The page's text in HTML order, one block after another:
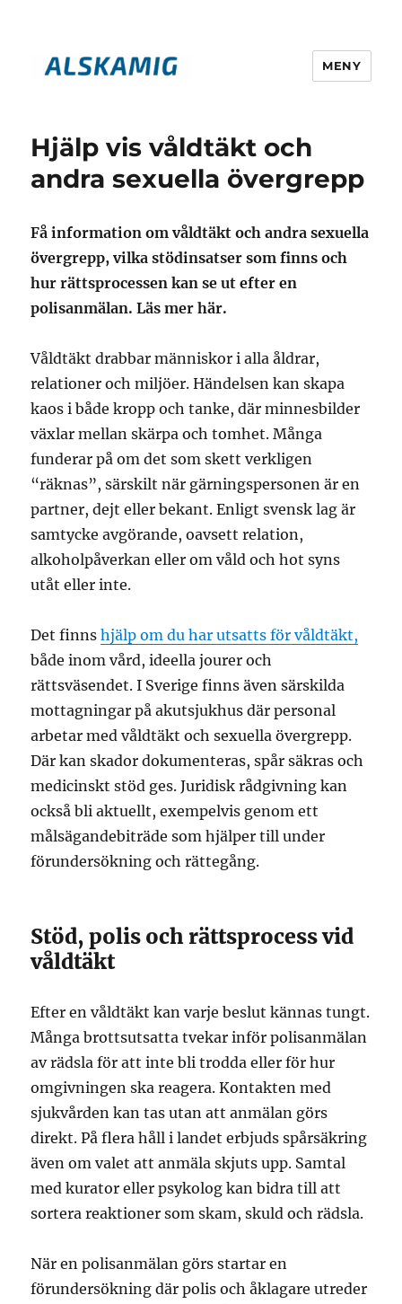
MENY
Hjälp vis våldtäkt och
andra sexuella övergrepp
Få information om våldtäkt och andra sexuella
övergrepp, vilka stödinsatser som finns och
hur rättsprocessen kan se ut efter en
polisanmälan. Läs mer här.
Våldtäkt drabbar människor i alla åldrar,
relationer och miljöer. Händelsen kan skapa
kaos i både kropp och tanke, där minnesbilder
växlar mellan skärpa och tomhet. Många
funderar på om det som skett verkligen
“räknas”, särskilt när gärningspersonen är en
partner, dejt eller bekant. Enligt svensk lag är
samtycke avgörande, oavsett relation,
alkoholpåverkan eller om våld och hot syns
utåt eller inte.
Det finnshjälp om du har utsatts för våldtäkt,
både inom vård, ideella jourer och
rättsväsendet. I Sverige finns även särskilda
mottagningar på akutsjukhus där personal
arbetar med våldtäkt och sexuella övergrepp.
Där kan skador dokumenteras, spår säkras och
medicinskt stöd ges. Juridisk rådgivning kan
också bli aktuellt, exempelvis genom ett
målsägandebiträde som hjälper till under
förundersökning och rättegång.
Stöd, polis och rättsprocess vid
våldtäkt
Efter en våldtäkt kan varje beslut kännas tungt.
Många brottsutsatta tvekar inför polisanmälan
av rädsla för att inte bli trodda eller för hur
omgivningen ska reagera. Kontakten med
sjukvården kan tas utan att anmälan görs
direkt. På flera håll i landet erbjuds spårsäkring
även om valet att anmäla skjuts upp. Samtal
med kurator eller psykolog kan bidra till att
sortera reaktioner som skam, skuld och rädsla.
När en polisanmälan görs startar en
förundersökning där polis och åklagare utreder